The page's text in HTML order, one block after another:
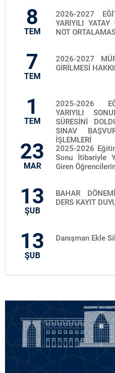
8
TEM
2026-2027
YARIYILI YATAY
NOT
7
TEM
2026-2027
GİRİLMESİ
1
TEM
2025-2026
YARIYILI
SÜRESİNİ
SINAV
İŞLEMLERİ
23
MAR
2025-2026
Sonu İtibariyle
Giren
13
ŞUB
BAHAR
DERS KAYIT
13
ŞUB
Danışman Ekle